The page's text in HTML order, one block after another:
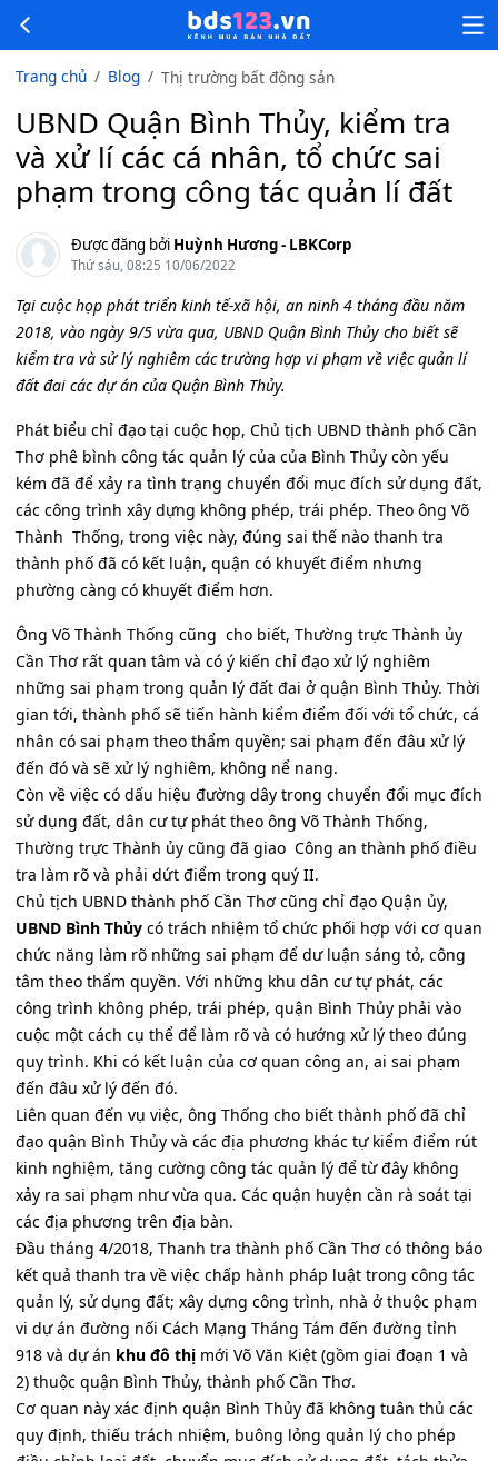
Trang chủ Blog Thị trường bất động sản
UBND Quận Bình Thủy, kiểm tra
và xử lí các cá nhân, tổ chức sai
phạm trong công tác quản lí đất
Được đăng bởi Huỳnh Hương - LBKCorp
Thứ sáu, 08:25 10/06/2022
Tại cuộc họp phát triển kinh tế-xã hội, an ninh 4 tháng đầu năm
2018, vào ngày 9/5 vừa qua, UBND Quận Bình Thủy cho biết sẽ
kiểm tra và sử lý nghiêm các trường hợp vi phạm về việc quản lí
đất đai các dự án của Quận Bình Thủy.
Phát biểu chỉ đạo tại cuộc họp, Chủ tịch UBND thành phố Cần
Thơ phê bình công tác quản lý của của Bình Thủy còn yếu
kém đã để xảy ra tình trạng chuyển đổi mục đích sử dụng đất,
các công trình xây dựng không phép, trái phép. Theo ông Võ
Thành Thống, trong việc này, đúng sai thế nào thanh tra
thành phố đã có kết luận, quận có khuyết điểm nhưng
phường càng có khuyết điểm hơn.
Ông Võ Thành Thống cũng cho biết, Thường trực Thành ủy
Cần Thơ rất quan tâm và có ý kiến chỉ đạo xử lý nghiêm
những sai phạm trong quản lý đất đai ở quận Bình Thủy. Thời
gian tới, thành phố sẽ tiến hành kiểm điểm đối với tổ chức, cá
nhân có sai phạm theo thẩm quyền; sai phạm đến đâu xử lý
đến đó và sẽ xử lý nghiêm, không nể nang.
Còn về việc có dấu hiệu đường dây trong chuyển đổi mục đích
sử dụng đất, dân cư tự phát theo ông Võ Thành Thống,
Thường trực Thành ủy cũng đã giao Công an thành phố điều
tra làm rõ và phải dứt điểm trong quý II.
Chủ tịch UBND thành phố Cần Thơ cũng chỉ đạo Quận ủy,
UBND Bình Thủy có trách nhiệm tổ chức phối hợp với cơ quan
chức năng làm rõ những sai phạm để dư luận sáng tỏ, công
tâm theo thẩm quyền. Với những khu dân cư tự phát, các
công trình không phép, trái phép, quận Bình Thủy phải vào
cuộc một cách cụ thể để làm rõ và có hướng xử lý theo đúng
quy trình. Khi có kết luận của cơ quan công an, ai sai phạm
đến đâu xử lý đến đó.
Liên quan đến vụ việc, ông Thống cho biết thành phố đã chỉ
đạo quận Bình Thủy và các địa phương khác tự kiểm điểm rút
kinh nghiệm, tăng cường công tác quản lý để từ đây không
xảy ra sai phạm như vừa qua. Các quận huyện cần rà soát tại
các địa phương trên địa bàn.
Đầu tháng 4/2018, Thanh tra thành phố Cần Thơ có thông báo
kết quả thanh tra về việc chấp hành pháp luật trong công tác
quản lý, sử dụng đất; xây dựng công trình, nhà ở thuộc phạm
vi dự án đường nối Cách Mạng Tháng Tám đến đường tỉnh
918 và dự án khu đô thị mới Võ Văn Kiệt (gồm giai đoạn 1 và
2) thuộc quận Bình Thủy, thành phố Cần Thơ.
Cơ quan này xác định quận Bình Thủy đã không tuân thủ các
quy định, thiếu trách nhiệm, buông lỏng quản lý cho phép